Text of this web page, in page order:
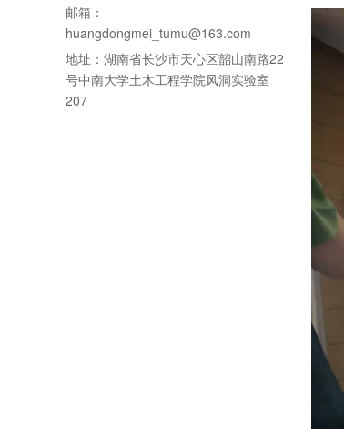
邮箱：
huangdongmei_tumu@163.com
地址：湖南省长沙市天心区韶山南路22
号中南大学土木工程学院风洞实验室
207